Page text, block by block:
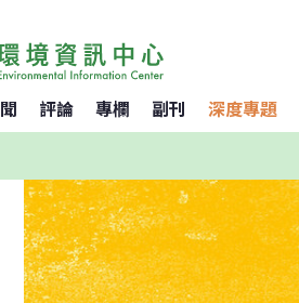
評論 專欄 副刊 深度專題